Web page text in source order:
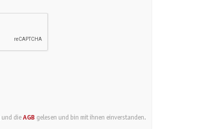
und dieAGB gelesen und bin mit ihnen einverstanden.